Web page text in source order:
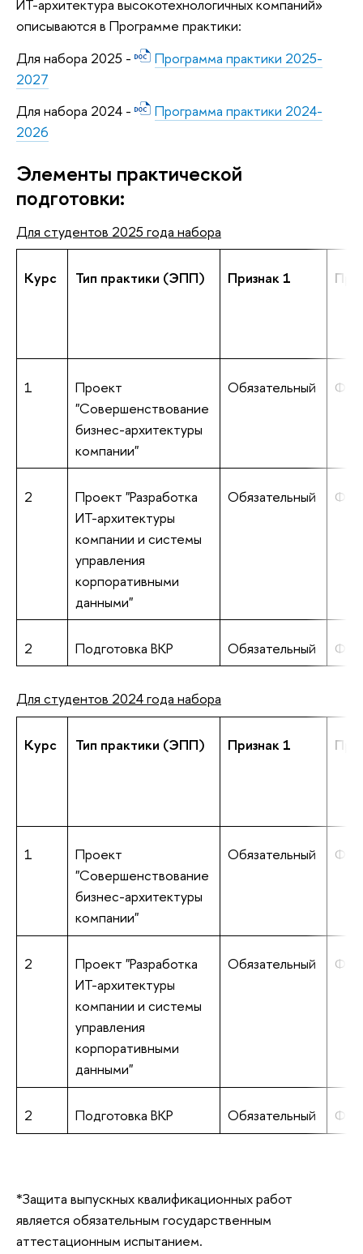
ИТ-архитектура высокотехнологичных компаний»
описываются в Программе практики:
Для набора 2025 -
Программа практики 2025-
2027
Для набора 2024 -
Программа практики 2024-
2026
Элементы практической
подготовки:
Для студентов 2025 года набора
Курс Тип практики (ЭПП) Признак 1
1
Проект
"Совершенствование
бизнес-архитектуры
компании"
Обязательный
2
Проект "Разработка
ИТ-архитектуры
компании и системы
управления
корпоративными
данными"
Обязательный
2 Подготовка ВКР Обязательный
Для студентов 2024 года набора
Курс Тип практики (ЭПП) Признак 1
1
Проект
"Совершенствование
бизнес-архитектуры
компании"
Обязательный
2
Проект "Разработка
ИТ-архитектуры
компании и системы
управления
корпоративными
данными"
Обязательный
2 Подготовка ВКР Обязательный
*Защита выпускных квалификационных работ
является обязательным государственным
аттестационным испытанием.